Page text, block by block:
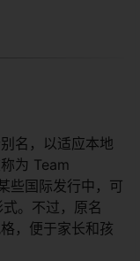
名，以适应本地
为 Team
些国际发行中，可
。不过，原名
，便于家长和孩